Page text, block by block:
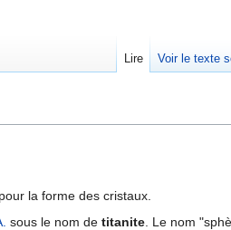
pour la forme des cristaux.
sous le nom detitanite . Le nom
Lire Voir le texte